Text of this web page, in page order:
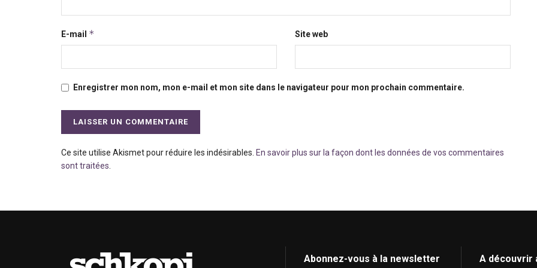
E-mail * Site web
Enregistrer mon nom, mon e-mail et mon site dans le navigateur pour mon prochain commentaire.
Ce site utilise Akismet pour réduire les indésirables. En savoir plus sur la façon dont les données de vos commentaires
sont traitées
Abonnez-vous à la newsletter
A découvrir